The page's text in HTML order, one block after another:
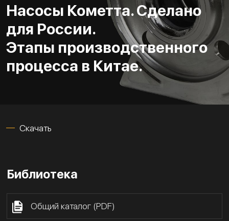
Насосы Кометта. Сделано
для России.
Этапы производственного
процесса в Китае.
Скачать
Библиотека
Общий каталог (PDF)